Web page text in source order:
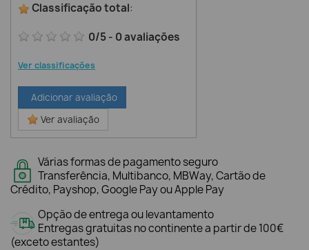
Classificação total:
0/5- 0avaliações
Ver classificações
Adicionar avaliação
Ver avaliação
Várias formas de pagamento seguro
Transferência, Multibanco, MBWay, Cartão de
Crédito, Payshop, Google Pay ou Apple Pay
Opção de entrega ou levantamento
Entregas gratuitas no continente a partir de 100€
(exceto estantes)